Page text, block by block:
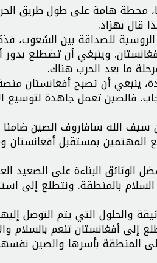
محطة هامة على طول طريق
قال بهزاد.
للصداقة بين الشعوب،
وينبغي أن تضطلع
ما بعد الحرب هناك.
ينبغي أن تصبح أفغانستان
فالصين تعمل جاهدة لتوسيع
الله سافاروف الصين
المهتمين بمستقبل
الوثائق البناءة على الصعيد
بالمنطقة. ونتطلع إلى
والحلول التي يتم التوصل
إلى أفغانستان تنعم
المنطقة بأسرها والصين